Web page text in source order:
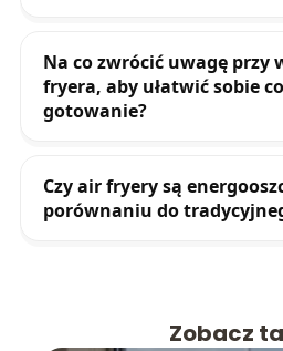
Na co zwrócić uwagę przy
fryera, aby ułatwić sobie
gotowanie?
Czy air fryery są
porównaniu do
Zobacz